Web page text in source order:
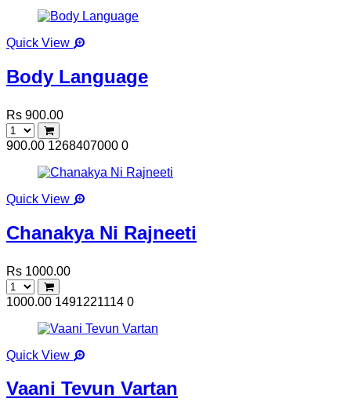
Quick View
Body Language
Rs 900.00
900.00 1268407000 0
Quick View
Chanakya Ni Rajneeti
Rs 1000.00
1000.00 1491221114 0
Quick View
Vaani Tevun Vartan